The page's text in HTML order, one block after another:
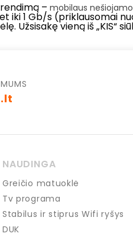
– mobilaus
iki 1 Gb/s (priklausomai
Užsisakę vieną iš „KIS“
NAUDINGA
Greičio matuoklė
Tv programa
Stabilus ir stiprus Wifi ryšys
DUK